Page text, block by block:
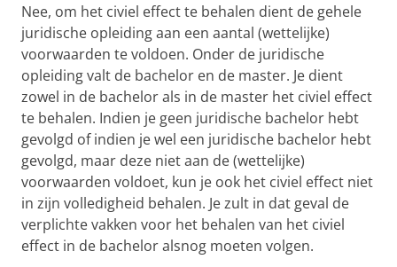
Nee, om het civiel effect te behalen dient de gehele
juridische opleiding aan een aantal (wettelijke)
voorwaarden te voldoen. Onder de juridische
opleiding valt de bachelor en de master. Je dient
zowel in de bachelor als in de master het civiel effect
te behalen. Indien je geen juridische bachelor hebt
gevolgd of indien je wel een juridische bachelor hebt
gevolgd, maar deze niet aan de (wettelijke)
voorwaarden voldoet, kun je ook het civiel effect niet
in zijn volledigheid behalen. Je zult in dat geval de
verplichte vakken voor het behalen van het civiel
effect in de bachelor alsnog moeten volgen.